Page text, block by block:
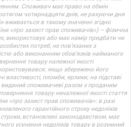
Споживач має право на обмін
чотирнадцяти днів, не рахуючи дня
вживається в такому значенні згідно
«про захист прав споживачів») – фізична
використовує або має намір придбати чи
потреб, не пов’язаних з
або виконанням обов’язків найманого
товару належної якості
якщо збережено його
властивості, пломби, ярлики; на підставі
виданий споживачеві разом з проданим
товару неналежної якості стаття
«про захист прав споживачів»: в разі
гарантійного строку недоліків
встановлені законодавством, має
усунення недоліків товару в розумний